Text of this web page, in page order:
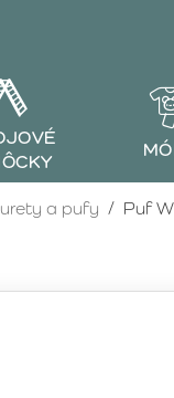
a pufy Puf